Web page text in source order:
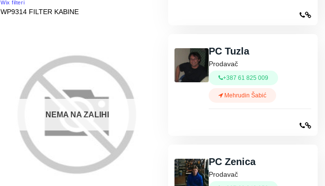
Wix filteri
WP9314 FILTER KABINE
NEMA NA ZALIHI
PC Tuzla
Prodavač
+387 61 825 009
Mehrudin Šabić
PC Zenica
Prodavač